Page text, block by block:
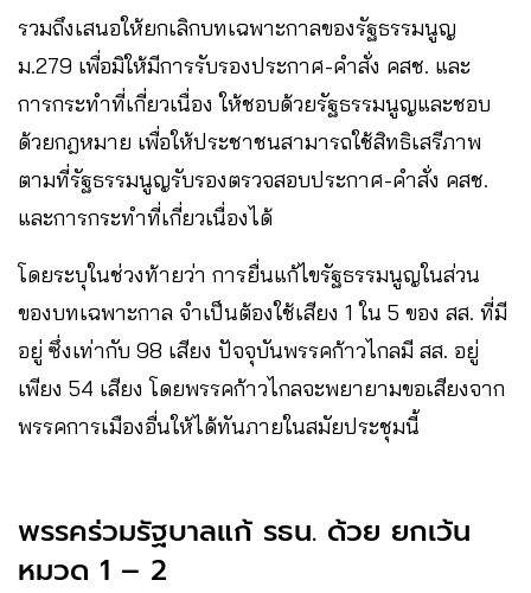
รวมถึงเสนอให้ยกเลิกบทเฉพาะกาลของรัฐธรรมนูญ
ม.279 เพื่อมิให้มีการรับรองประกาศ-คำสั่ง คสช. และ
การกระทำที่เกี่ยวเนื่อง ให้ชอบด้วยรัฐธรรมนูญและชอบ
ด้วยกฎหมาย เพื่อให้ประชาชนสามารถใช้สิทธิเสรีภาพ
ตามที่รัฐธรรมนูญรับรองตรวจสอบประกาศ-คำสั่ง คสช.
และการกระทำที่เกี่ยวเนื่องได้
โดยระบุในช่วงท้ายว่า การยื่นแก้ไขรัฐธรรมนูญในส่วน
ของบทเฉพาะกาล จำเป็นต้องใช้เสียง 1 ใน 5 ของ สส. ที่มี
อยู่ ซึ่งเท่ากับ 98 เสียง ปัจจุบันพรรคก้าวไกลมี สส. อยู่
เพียง 54 เสียง โดยพรรคก้าวไกลจะพยายามขอเสียงจาก
พรรคการเมืองอื่นให้ได้ทันภายในสมัยประชุมนี้
พรรคร่วมรัฐบาลแก้ รธน. ด้วย ยกเว้น
หมวด 1 – 2